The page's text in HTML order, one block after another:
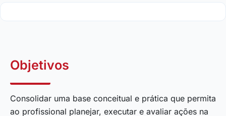
Objetivos
Consolidar uma base conceitual e prática que permita
ao profissional planejar, executar e avaliar ações na